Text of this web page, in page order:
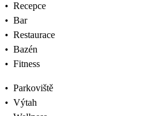
• Recepce
• Bar
• Restaurace
• Bazén
• Fitness
• Parkoviště
• Výtah